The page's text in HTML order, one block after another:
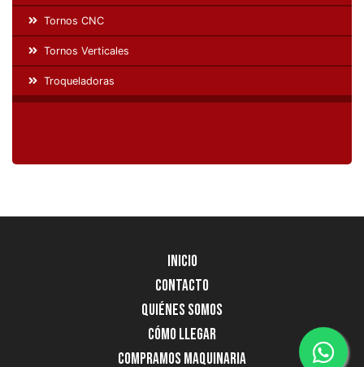
Tornos CNC
Tornos Verticales
Troqueladoras
Inicio
Contacto
Quiénes Somos
Cómo llegar
Compramos Maquinaria